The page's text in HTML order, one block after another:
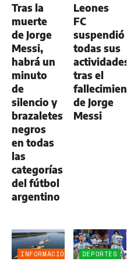
Tras la
muerte
de Jorge
Messi,
habrá un
minuto
de
silencio y
brazaletes
negros
en todas
las
categorías
del fútbol
argentino
Leones
FC
suspendió
todas sus
actividades
tras el
de Jorge
Messi
INFORMACIÓN
DEPORTES